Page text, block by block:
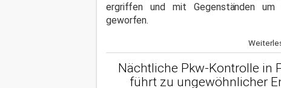
ergriffen und mit Gegenständen um
geworfen.
Nächtliche Pkw-Kontrolle in
führt zu ungewöhnlicher